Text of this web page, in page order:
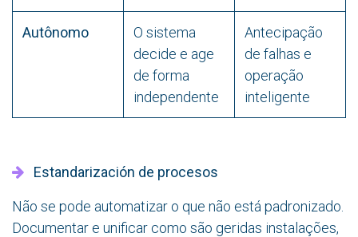
Autônomo
O sistema
decide e age
de forma
independente
Antecipação
de falhas e
operação
inteligente
Estandarización de procesos
Não se pode automatizar o que não está padronizado.
Documentar e unificar como são geridas instalações,